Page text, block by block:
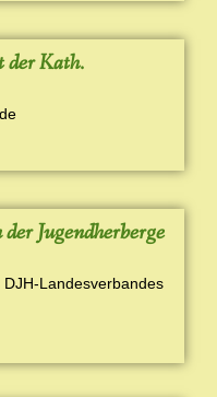
der Kath.
Jugendherberge
Landesverbandes